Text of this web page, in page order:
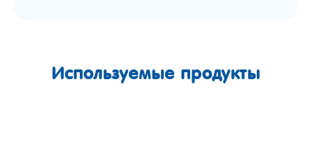
Используемые продукты